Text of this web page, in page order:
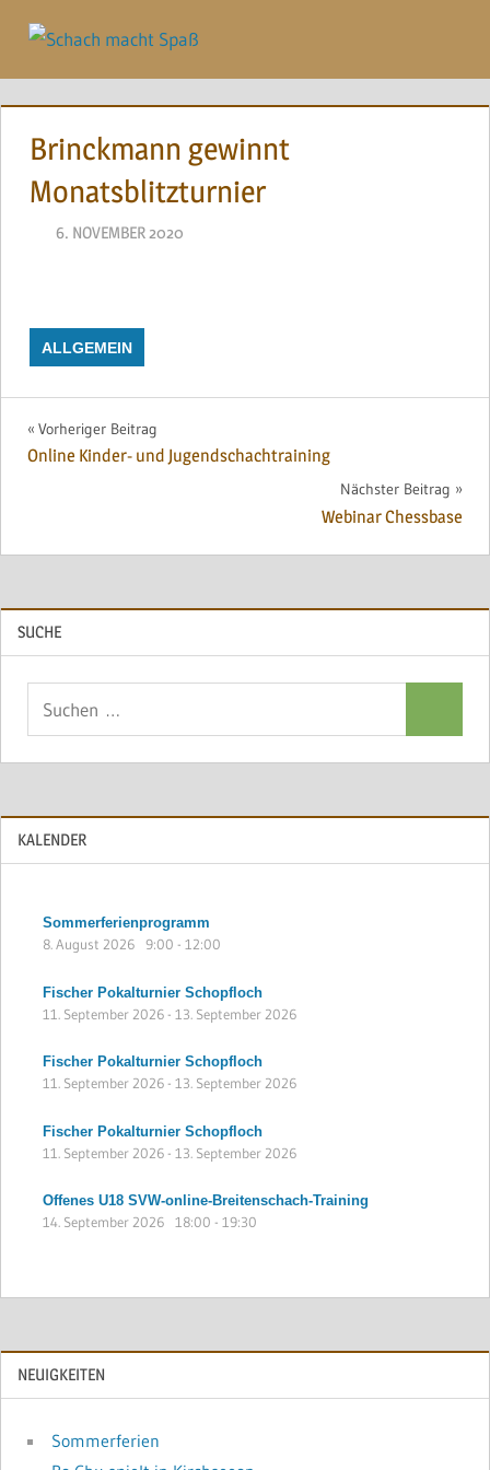
Inhalt
springen
Brinckmann gewinnt
Monatsblitzturnier
6. NOVEMBER 2020
ALLGEMEIN
Beitragsnavigation
Vorheriger Beitrag
Online Kinder- und Jugendschachtraining
Nächster Beitrag
Webinar Chessbase
SUCHE
KALENDER
Sommerferienprogramm
8. August 2026 9:00 - 12:00
Fischer Pokalturnier Schopfloch
11. September 2026- 13. September 2026
Fischer Pokalturnier Schopfloch
11. September 2026- 13. September 2026
Fischer Pokalturnier Schopfloch
11. September 2026- 13. September 2026
Offenes U18 SVW-online-Breitenschach-Training
14. September 2026 18:00 - 19:30
NEUIGKEITEN
Sommerferien